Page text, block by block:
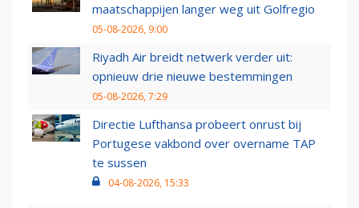
maatschappijen langer weg uit Golfregio
05-08-2026, 9:00
Riyadh Air breidt netwerk verder uit:
opnieuw drie nieuwe bestemmingen
05-08-2026, 7:29
Directie Lufthansa probeert onrust bij
Portugese vakbond over overname TAP
te sussen
04-08-2026, 15:33